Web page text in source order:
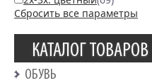
Сбросить все параметры
КАТАЛОГ ТОВАРОВ
ОБУВЬ